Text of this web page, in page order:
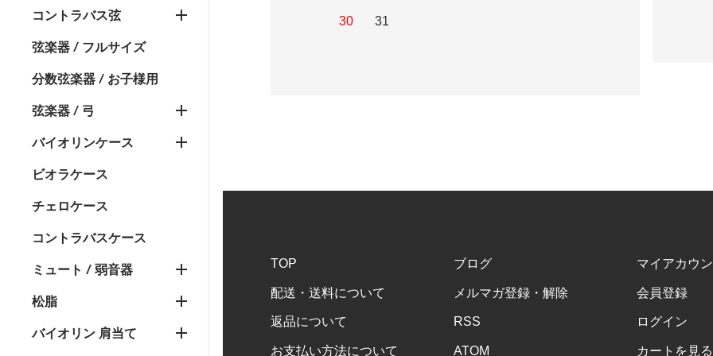
コントラバス弦
弦楽器 / フルサイズ
分数弦楽器 / お子様用
弦楽器 / 弓
バイオリンケース
ビオラケース
チェロケース
コントラバスケース
ミュート / 弱音器
松脂
バイオリン 肩当て
30 31
TOP
配送・送料について
返品について
お支払い方法について
ブログ
メルマガ登録・解除
RSS
ATOM
マイアカウ
会員登録
ログイン
カートを見る